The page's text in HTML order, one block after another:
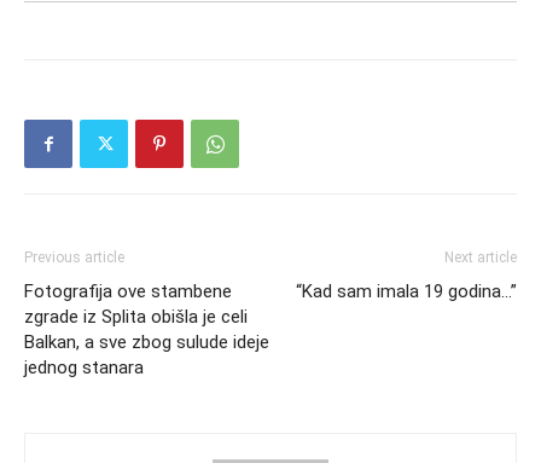
Previous article
Fotografija ove stambene
zgrade iz Splita obišla je celi
Balkan, a sve zbog sulude ideje
jednog stanara
Next article
“Kad sam imala 19 godina…”